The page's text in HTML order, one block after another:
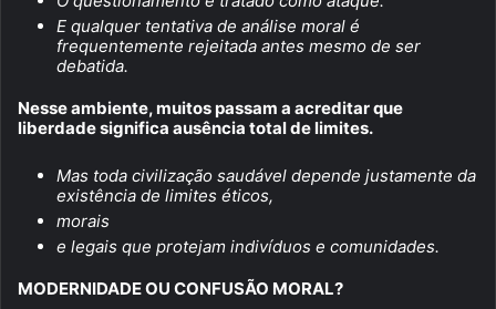
E qualquer tentativa de análise moral é
frequentemente rejeitada antes mesmo de ser
debatida.
Nesse ambiente, muitos passam a acreditar que
liberdade significa ausência total de limites.
Mas toda civilização saudável depende justamente da
existência de limites éticos,
morais
e legais que protejam indivíduos e comunidades.
MODERNIDADE OU CONFUSÃO MORAL?